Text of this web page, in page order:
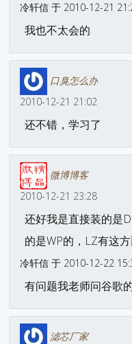
冷轩信 于 2010-12-21
我也不太会的
口臭怎么办
2010-12-21 21:02
还不错，学习了
微博博客
2010-12-21 23:28
还好我是直接装的是
的是WP的，LZ有这
冷轩信 于 2010-12-22
有问题我老师问谷歌
滤芯厂家